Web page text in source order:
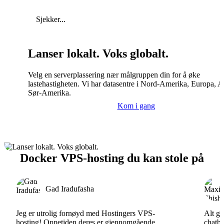
Sjekker...
Lanser lokalt. Voks globalt.
Velg en serverplassering nær målgruppen din for å øke
lastehastigheten. Vi har datasentre i Nord-Amerika, Europa,
Sør-Amerika.
Kom i gang
Docker VPS-hosting du kan stole på
Gad Iradufasha
Jeg er utrolig fornøyd med Hostingers VPS-
hosting! Oppetiden deres er gjennomgående
Alt